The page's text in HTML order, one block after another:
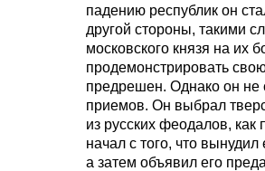
падению республик он
другой стороны, такими
московского князя на их
продемонстрировать
предрешен. Однако он не
приемов. Он выбрал
из русских феодалов,
начал с того, что
а затем объявил его